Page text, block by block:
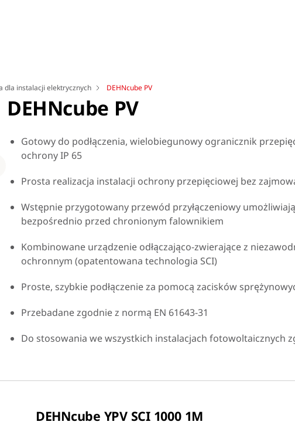
dla instalacji elektrycznych DEHNcube PV
DEHNcube PV
Gotowy do podłączenia, wielobiegunowy ogranicznik
ochrony IP 65
Prosta realizacja instalacji ochrony przepięciowej bez
Wstępnie przygotowany przewód przyłączeniowy
bezpośrednio przed chronionym falownikiem
Kombinowane urządzenie odłączająco-zwierające z
ochronnym (opatentowana technologia SCI)
Proste, szybkie podłączenie za pomocą zacisków
Przebadane zgodnie z normą EN 61643-31
Do stosowania we wszystkich instalacjach fotowoltaicznych
DEHNcube YPV SCI 1000 1M